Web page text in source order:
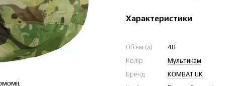
Характеристики
Об'єм (л)
40
Колір
Мультикам
Бренд
KOMBAT UK